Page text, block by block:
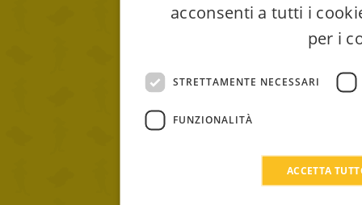
acconsenti a tutti i
per i
STRETTAMENTE NECESSARI
FUNZIONALITÀ
ACCETTA